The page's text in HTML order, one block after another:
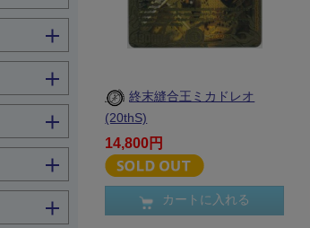
終末縫合王ミカドレオ
(20thS)
14,800円
カートに入れる